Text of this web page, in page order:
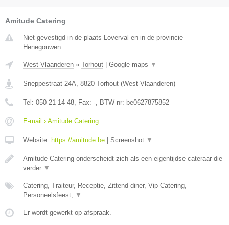
Amitude Catering
Niet gevestigd in de plaats Loverval en in de provincie
Henegouwen.
West-Vlaanderen » Torhout Google maps ▼
Sneppestraat 24A, 8820 Torhout (West-Vlaanderen)
Tel: 050 21 14 48, Fax: -, BTW-nr: be0627875852
E-mail › Amitude Catering
Website: https://amitude.be Screenshot ▼
Amitude Catering onderscheidt zich als een eigentijdse cateraar die
verder ▼
Catering, Traiteur, Receptie, Zittend diner, Vip-Catering,
Personeelsfeest, ▼
Er wordt gewerkt op afspraak.